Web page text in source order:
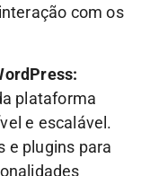
com os
plataforma
e escalável.
e plugins para